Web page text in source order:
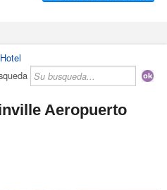
Hotel
Aeropuerto